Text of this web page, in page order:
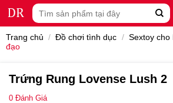
Tìm
kiếm:
Trang chủ / Đồ chơi tình dục / Sextoy cho
đạo
Trứng Rung Lovense Lush 2
0 Đánh Giá